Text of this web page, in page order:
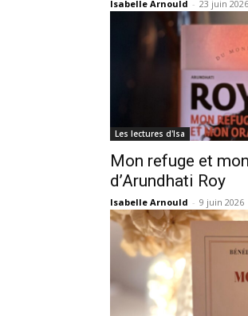
Isabelle Arnould - 23 juin 2026
Les lectures d'Isa
Mon refuge et
d’Arundhati Roy
Isabelle Arnould - 9 juin 2026